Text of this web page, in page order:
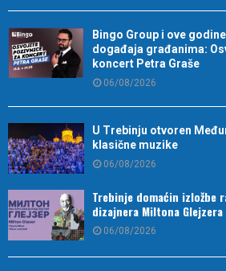
Bingo Group i ove
događaja građanima:
koncert Petra Graše
06/08/2026
U Trebinju otvoren
klasične muzike
06/08/2026
Trebinje domaćin izložbe
dizajnera Miltona Glejzera
06/08/2026